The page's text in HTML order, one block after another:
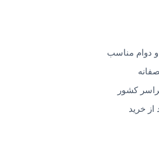
دوام مناسب
کشور
از خرید